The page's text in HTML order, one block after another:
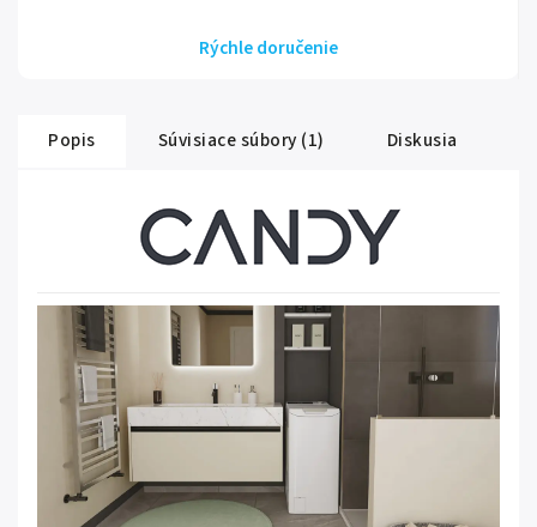
Rýchle doručenie
Popis Súvisiace súbory (1) Diskusia